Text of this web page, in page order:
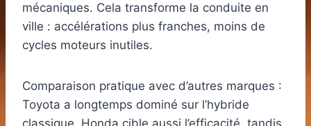
mécaniques. Cela transforme la conduite en
ville : accélérations plus franches, moins de
cycles moteurs inutiles.
Comparaison pratique avec d’autres marques :
Toyota a longtemps dominé sur l’hybride